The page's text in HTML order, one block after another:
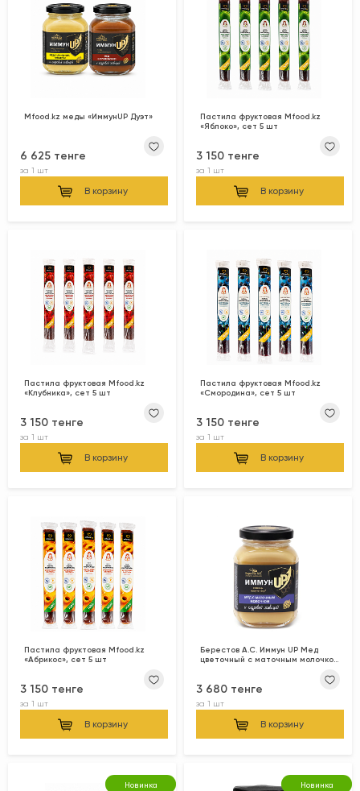
Mfood.kz меды «ИммунUP Дуэт»
6 625 тенге
за 1 шт
В корзину
Пастила фруктовая Mfood.kz
«Яблоко», сет 5 шт
3 150 тенге
за 1 шт
В корзину
Пастила фруктовая Mfood.kz
«Клубника», сет 5 шт
3 150 тенге
за 1 шт
В корзину
Пастила фруктовая Mfood.kz
«Смородина», сет 5 шт
3 150 тенге
за 1 шт
В корзину
Пастила фруктовая Mfood.kz
«Абрикос», сет 5 шт
3 150 тенге
за 1 шт
В корзину
Берестов А.С. Иммун UP Мед
цветочный с маточным молочком
3 680 тенге
за 1 шт
В корзину
Новинка Новинка